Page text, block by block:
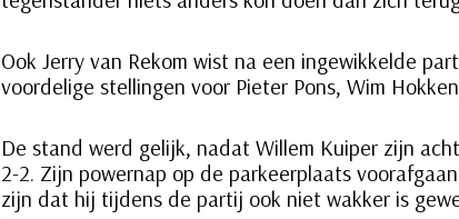
Ook Jerry van Rekom wist na een ingewikkelde
voordelige stellingen voor Pieter Pons, Wim
De stand werd gelijk, nadat Willem Kuiper zijn
2-2. Zijn powernap op de parkeerplaats
zijn dat hij tijdens de partij ook niet wakker is